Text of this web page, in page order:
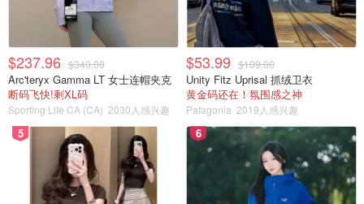
$237.96 $340.00
Arc'teryx Gamma LT 女士连帽夹克
断码飞快!剩XL码
Sporting Life CA (CA) 2030人感兴趣
$53.99 $109.00
Unity Fitz Uprisal 抓绒卫衣
黄金码还在！氛围感之神
Patagonia 2019人感兴趣
5 6